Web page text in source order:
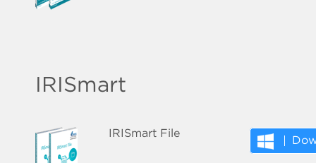
IRISmart
IRISmart File